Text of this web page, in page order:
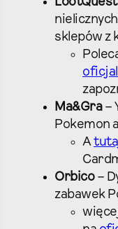
sklepów z
Ma&Gra–
Pokemon
A
Orbico–
zabawek